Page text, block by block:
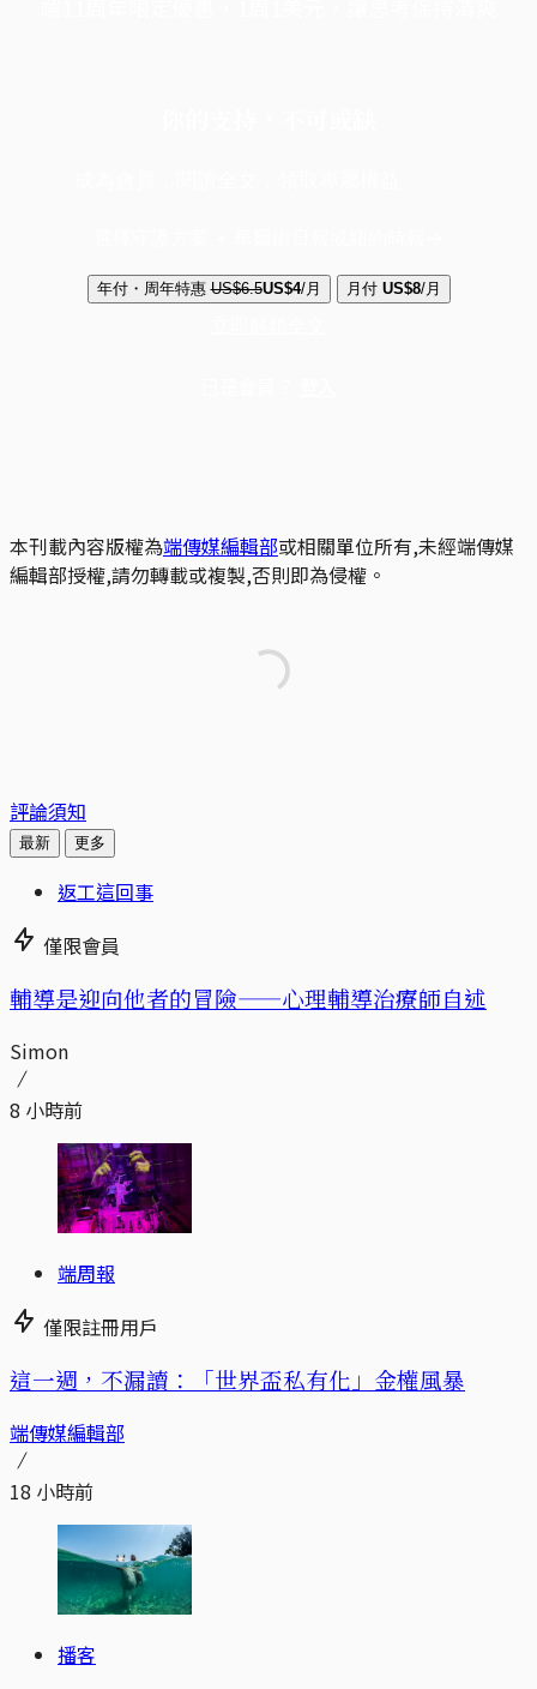
年付・周年特惠 US$6.5US$4/月 月付 US$8/月
本刊載內容版權為端傳媒編輯部或相關單位所有,未經端傳媒
編輯部授權,請勿轉載或複製,否則即為侵權。
評論須知
最新 更多
返工這回事
僅限會員
輔導是迎向他者的冒險——心理輔導治療師自述
Simon
8 小時前
端周報
僅限註冊用戶
這一週，不漏讀：「世界盃私有化」金權風暴
端傳媒編輯部
18 小時前
播客